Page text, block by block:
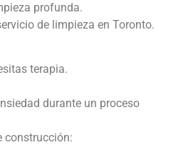
profunda.
de limpieza en Toronto.
terapia.
durante un proceso
construcción: